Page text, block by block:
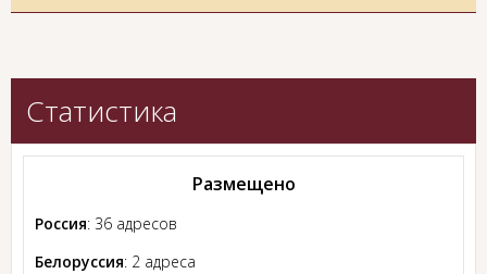
Статистика
Размещено
Россия: 36 адресов
Белоруссия: 2 адреса